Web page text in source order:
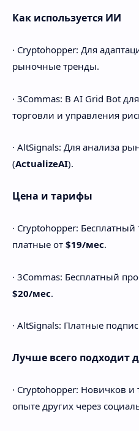
Как используется ИИ
· Cryptohopper: Для
рыночные тренды.
· 3Commas: В AI Grid Bot
торговли и управления
· AltSignals: Для анализа
(ActualizeAI).
Цена и тарифы
· Cryptohopper:
платные от $19/мес.
· 3Commas: Бесплатный
$20/мес.
· AltSignals: Платные
Лучше всего подходит
· Cryptohopper: Новичков и
опыте других через